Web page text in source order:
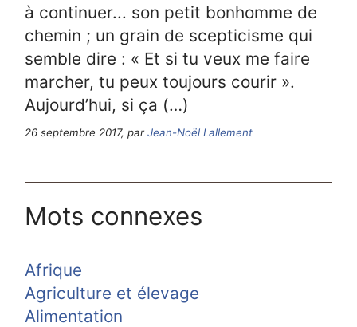
à continuer... son petit bonhomme de
chemin ; un grain de scepticisme qui
semble dire : « Et si tu veux me faire
marcher, tu peux toujours courir ».
Aujourd’hui, si ça (…)
26 septembre 2017, parJean-Noël Lallement
Mots connexes
Afrique
Agriculture et élevage
Alimentation